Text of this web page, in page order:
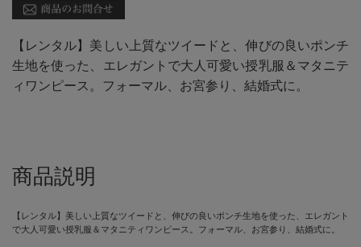
【レンタル】美しい上質なツイードと、伸びの良いポンチ
生地を使った、エレガントで大人可愛い授乳服＆マタニテ
ィワンピース。フォーマル、お宮参り、結婚式に。
商品説明
【レンタル】美しい上質なツイードと、伸びの良いポンチ生地を使った、エレガント
で大人可愛い授乳服＆マタニティワンピース。フォーマル、お宮参り、結婚式に。